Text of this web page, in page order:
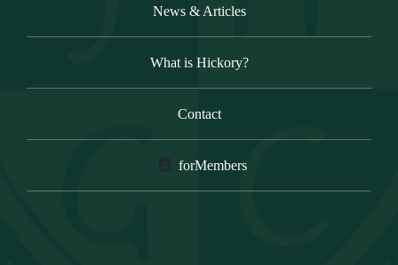
News & Articles
What is Hickory?
Contact
forMembers